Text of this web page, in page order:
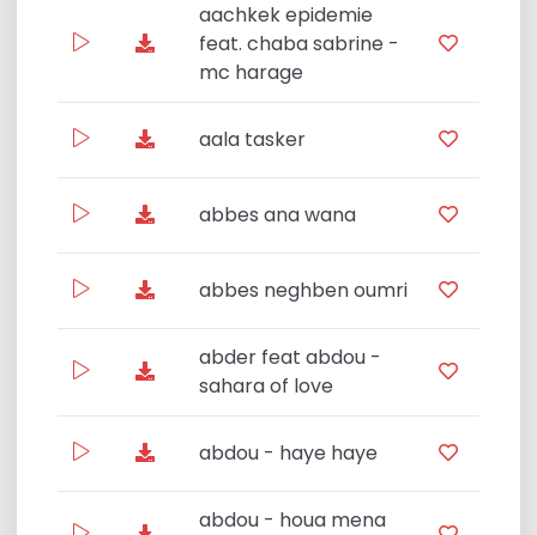
aachkek epidemie
feat. chaba sabrine -
mc harage
aala tasker
abbes ana wana
abbes neghben oumri
abder feat abdou -
sahara of love
abdou - haye haye
abdou - houa mena